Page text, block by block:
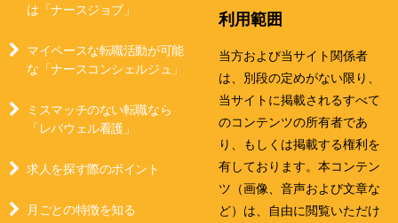
利用範囲
当方および当サイト関係者
は、別段の定めがない限り、
当サイトに掲載されるすべて
のコンテンツの所有者であ
り、もしくは掲載する権利を
有しております。本コンテン
ツ（画像、音声および文章な
ど）は、自由に閲覧いただけ
は「ナースジョブ」
マイペースな転職活動が可能
な「ナースコンシェルジュ」
ミスマッチのない転職なら
「レバウェル看護」
求人を探す際のポイント
月ごとの特徴を知る